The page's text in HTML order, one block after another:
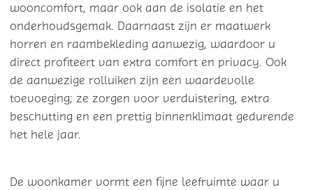
wooncomfort, maar ook aan de isolatie en het
onderhoudsgemak. Daarnaast zijn er maatwerk
horren en raambekleding aanwezig, waardoor u
direct profiteert van extra comfort en privacy. Ook
de aanwezige rolluiken zijn een waardevolle
toevoeging; ze zorgen voor verduistering, extra
beschutting en een prettig binnenklimaat gedurende
het hele jaar.
De woonkamer vormt een fijne leefruimte waar u